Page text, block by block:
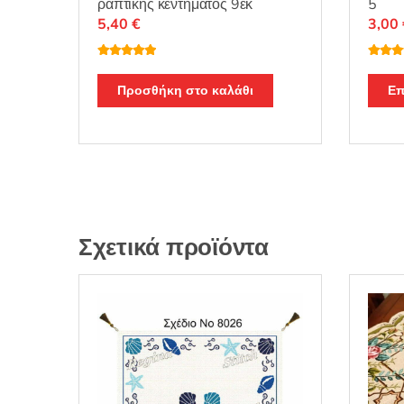
ραπτικής κεντήματος 9εκ
θηκε με5.00
από 5
5,40 €
Προσθήκη στο καλάθι
5
θηκε
από 5
3,00
Σχετικά προϊόντα